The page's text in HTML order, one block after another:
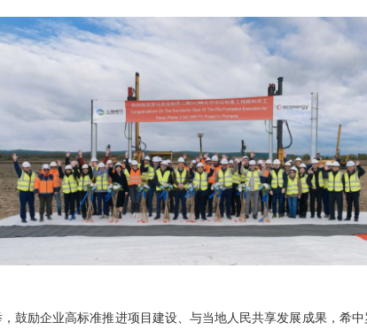
励企业高标准推进项目建设、与当地人民共享发展成果，希中